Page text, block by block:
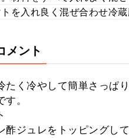
を入れ良く混ぜ合わせ冷蔵
メント
たく冷やして簡単さっぱ
。
酢ジュレをトッピングし